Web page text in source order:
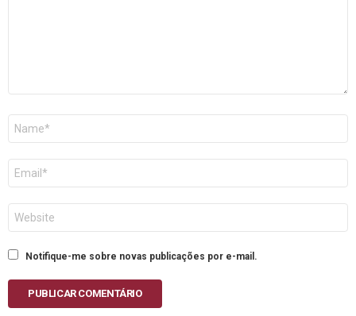
mail
Notifique-me sobre novas publicações por e-mail.
PUBLICAR COMENTÁRIO